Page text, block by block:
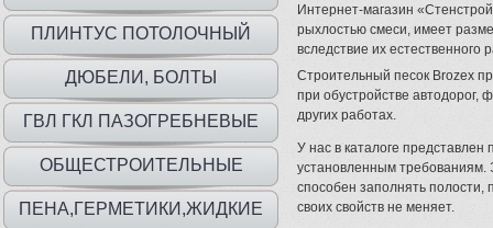
ПЛИНТУС ПОТОЛОЧНЫЙ
ДЮБЕЛИ, БОЛТЫ
ГВЛ ГКЛ ПАЗОГРЕБНЕВЫЕ
ПЛИТЫ
ОБЩЕСТРОИТЕЛЬНЫЕ
МАТЕРИАЛЫ
ПЕНА,ГЕРМЕТИКИ,ЖИДКИЕ
Интернет-магазин
рыхлостью смеси, имеет
вследствие их
Строительный песок Brozex
при обустройстве автодорог,
других работах.
У нас в каталоге представлен
установленным требованиям.
способен заполнять полости,
своих свойств не меняет.